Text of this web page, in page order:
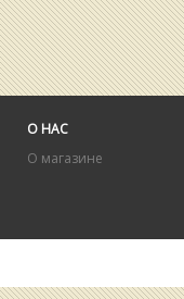
О НАС
О магазине